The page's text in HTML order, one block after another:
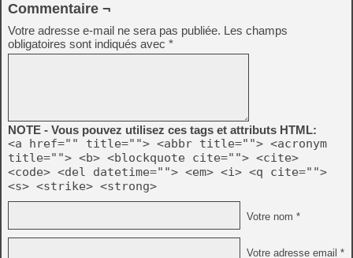
Commentaire ¬
Votre adresse e-mail ne sera pas publiée. Les champs
obligatoires sont indiqués avec *
NOTE - Vous pouvez utilisez ces tags et attributs HTML:
<a href="" title=""> <abbr title=""> <acronym
title=""> <b> <blockquote cite=""> <cite>
<code> <del datetime=""> <em> <i> <q cite="">
<s> <strike> <strong>
Votre nom *
Votre adresse email *